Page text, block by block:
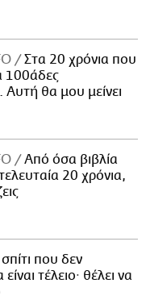
Στα 20 χρόνια που
100άδες
Αυτή θα μου μείνει
Από όσα βιβλία
20 χρόνια,
που δεν
τέλειο· θέλει να